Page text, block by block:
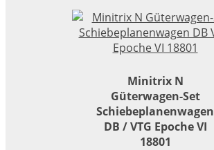
Minitrix N
Güterwagen-Set
Schiebeplanenwagen
DB / VTG Epoche VI
18801